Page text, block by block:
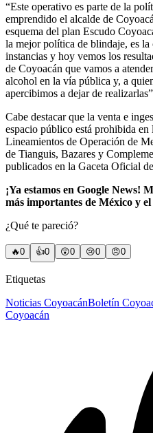
“Este operativo es parte de la
emprendido el alcalde de
esquema del plan Escudo
la mejor política de blindaje, es
instancias y hoy vemos los
de Coyoacán que vamos a
alcohol en la vía pública y, a
apercibimos a dejar de
Cabe destacar que la venta e
espacio público está prohibida
Lineamientos de Operación de
de Tianguis, Bazares y
publicados en la Gaceta Oficial
¡Ya estamos en Google News!
más importantes de México y
¿Qué te pareció?
🔥0 👍0 😲0 😢0 😠0
Etiquetas
Noticias CoyoacánBoletín
Coyoacán